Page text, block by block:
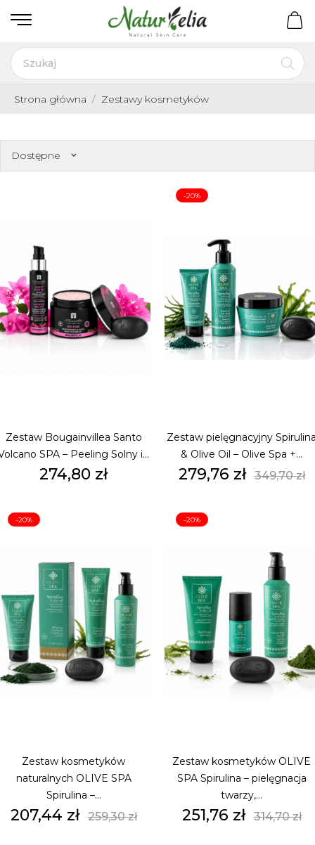
Strona główna Zestawy kosmetyków
Dostępne keyboard_arrow_down
Zestaw Bougainvillea Santo
SPA – Peeling Solny i...
Cena
274,80 zł
Zestaw pielęgnacyjny
& Olive Oil – Olive Spa +...
Cena
279,76 zł Cena
349,70 zł
-20%
Zestaw kosmetyków
naturalnych OLIVE SPA
Spirulina –...
Cena
207,44 zł Cena
259,30 zł
-20%
Zestaw kosmetyków OLIVE
SPA Spirulina – pielęgnacja
twarzy,...
Cena
251,76 zł Cena
314,70 zł
-20%